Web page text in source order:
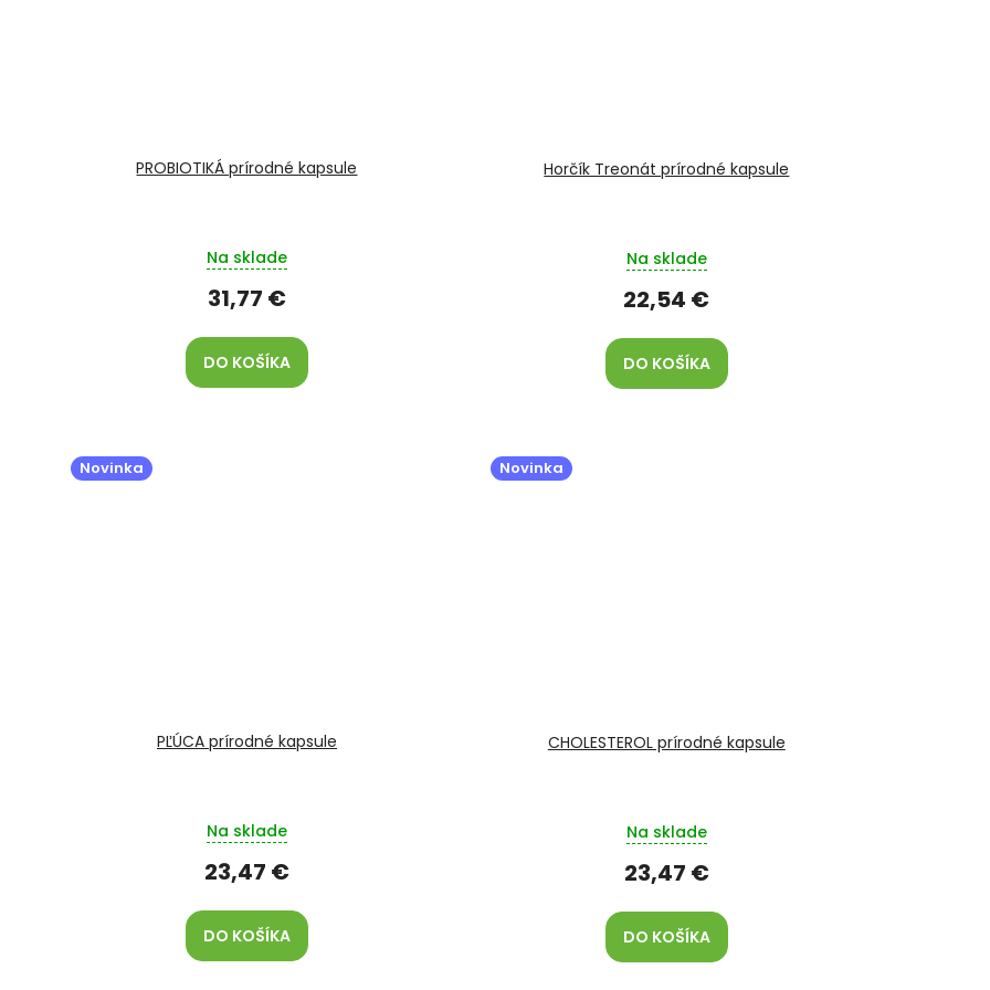
PROBIOTIKÁ prírodné kapsule
Na sklade
31,77 €
DO KOŠÍKA
Horčík Treonát prírodné kapsule
Na sklade
22,54 €
DO KOŠÍKA
Novinka
PĽÚCA prírodné kapsule
Na sklade
23,47 €
DO KOŠÍKA
Novinka
CHOLESTEROL prírodné kapsule
Na sklade
23,47 €
DO KOŠÍKA